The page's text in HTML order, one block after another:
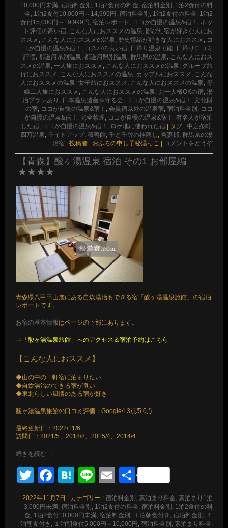
10,000円未満, 宿泊料金別, 1泊2食付の料金, 宿泊料金別, 1泊2食付の料
金, 1泊2食付10,000円～14,999円 , 宿泊料金別, 1泊2食付の料金, 1泊2
食付15,000円～19,999円 , 宿泊レポート , ココが自慢の温泉&宿！, ネッ
ト評価の高い宿, こんな人におススメの温泉, 鄙びた宿が好きな人にお
ススメ , こんな人におススメの温泉, 歴史情緒が好きな人におススメ , コ
コが自慢の温泉&宿！, コスパの良い宿, 日帰り温泉可能, 日帰り口コミ
評価, 都道府県別温泉, 都道府県別温泉, 群馬県の温泉, こんな人におス
スメの温泉, 一人旅におススメ , こんな人におススメの温泉, グループ旅
行におススメ , こんな人におススメの温泉, カップルにおススメ , こんな
人におススメの温泉, 女子旅におススメ , こんな人におススメの温泉, 母
娘二人旅におススメ , こんな人におススメの温泉, お一人様OKの宿, 湯
治プランあり , 日本温泉遺産を守る会, ココが自慢の温泉&宿！, 文化財
の宿, ココが自慢の温泉&宿！ , 会員宿以外の温泉宿, 宿泊料金別 , ココ
が自慢の温泉&宿！, 完全禁煙, ココが自慢の温泉&宿！, 有名人が宿泊
した宿, ココが自慢の温泉&宿！, ロケ地に使われた宿 タグ : 中之条町,
四万温泉, ライトアップ, 積善館, 千と千尋の神隠し , 吾妻郡, 群馬県の湯
治宿
投稿者 : おふろの申し子秘湯っこ コメントをどうぞ
【青森】酸ヶ湯温泉 宿泊 その1 お部屋編
★★★★
青森県八甲田山麓にある自炊湯治もできる宿「酸ヶ湯温泉旅館」の宿泊
レポートです。
お宿の基本情報はページの下部にあります。
⇒「酸ヶ湯温泉旅館」へのアクセス＆宿泊予約はこちら
【こんな人におススメ】
◆山の中の一軒宿に泊まりたい
◆自炊湯治のできる宿が良い
◆東北らしい風情のある宿が好き
酸ヶ湯温泉旅館の口コミ評価：Google4.3点/5.0点
最終更新日：2022/11/6
訪問日：2021/5、2018/8、2015/4、2014/4
続きを読む →
TwitterFacebook
Hatena
LineEmail
共
有
2022年11月7日 | カテゴリー : 宿泊料金別, 素泊まり料金, 素泊まり1泊
3,000円未満, 宿泊料金別, 1泊2食付の料金, 宿泊料金別, 1泊2食付の料
金, 1泊2食付10,000円未満, 宿泊料金別, １泊朝食付き , 宿泊料金別, １
泊朝食付き, １泊朝食付5,000円～10,000円, 宿泊料金別, 素泊まり料金,